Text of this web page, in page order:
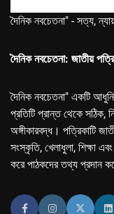
দৈনিক নবচেতনা" - সত্য,
দৈনিক নবচেতনা: জাতীয়
দৈনিক নবচেতনা" একটি
প্রতিটি প্রান্ত থেকে সঠিক,
অঙ্গীকারবদ্ধ। পত্রিকাটি
সংস্কৃতি, খেলাধুলা, শিক্ষা
করে পাঠকদের তথ্য প্রদান